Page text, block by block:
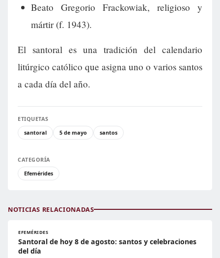
Beato Gregorio Frackowiak, religioso y
mártir (f. 1943).
El santoral es una tradición del calendario
litúrgico católico que asigna uno o varios santos
a cada día del año.
ETIQUETAS
santoral
5 de mayo santos
CATEGORÍA
Efemérides
NOTICIAS RELACIONADAS
EFEMÉRIDES
Santoral de hoy 8 de agosto: santos y celebraciones
del día